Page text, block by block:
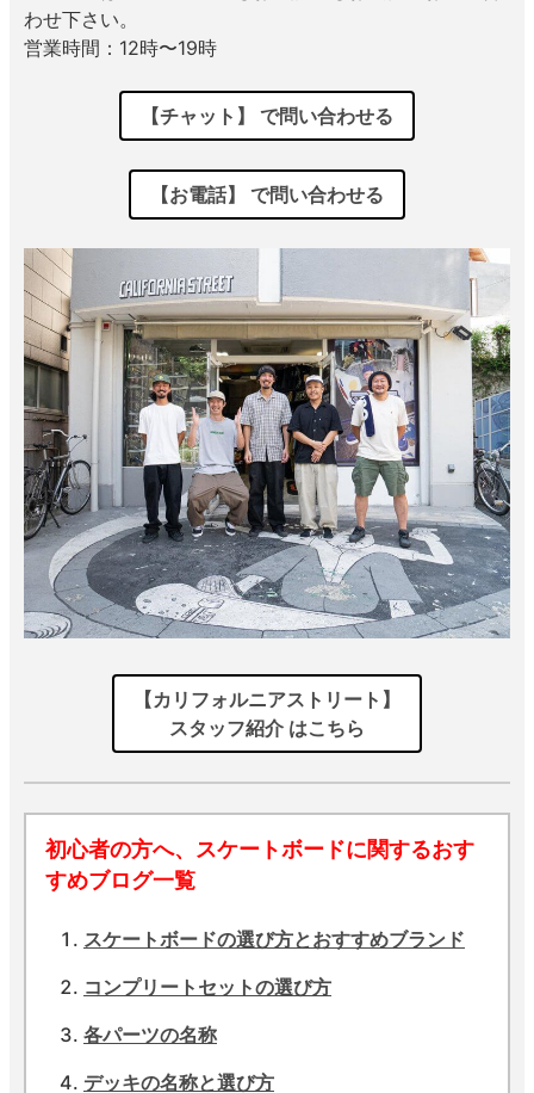
わせ下さい。
営業時間：12時〜19時
【チャット】 で問い合わせる
【お電話】 で問い合わせる
【カリフォルニアストリート】
スタッフ紹介 はこちら
初心者の方へ、スケートボードに関するおす
すめブログ一覧
スケートボードの選び方とおすすめブランド
コンプリートセットの選び方
各パーツの名称
デッキの名称と選び方